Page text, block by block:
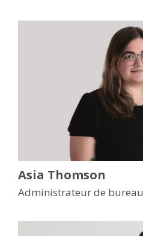
Asia Thomson
Administrateur de bureau